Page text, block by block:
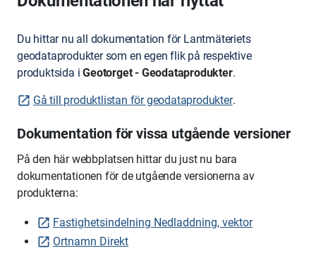
Du hittar nu all dokumentation för Lantmäteriets
geodataprodukter som en egen flik på respektive
produktsida i Geotorget - Geodataprodukter.
Gå till produktlistan för geodataprodukter.
Dokumentation för vissa utgående versioner
På den här webbplatsen hittar du just nu bara
dokumentationen för de utgående versionerna av
produkterna:
Fastighetsindelning Nedladdning, vektor
Ortnamn Direkt